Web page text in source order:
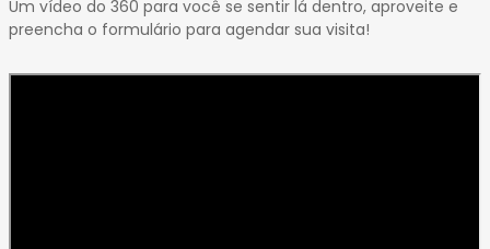
Um vídeo do 360 para você se sentir lá dentro, aproveite e
preencha o formulário para agendar sua visita!